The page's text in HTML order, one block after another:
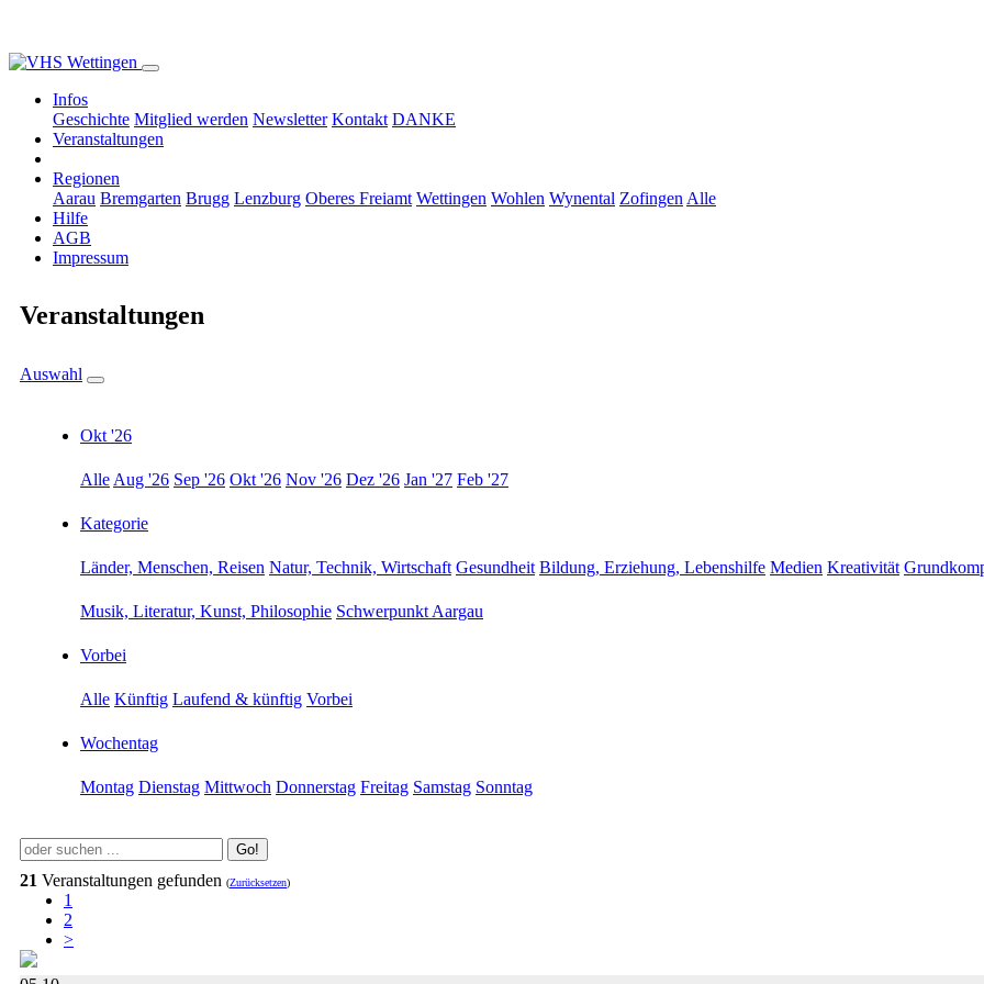
Infos
Geschichte Mitglied werden Newsletter Kontakt DANKE
Veranstaltungen
Regionen
Aarau Bremgarten Brugg Lenzburg Oberes Freiamt Wettingen Wohlen Wynental Zofingen Alle
Hilfe
AGB
Impressum
Veranstaltungen
Auswahl
Okt '26
Alle Aug '26 Sep '26 Okt '26 Nov '26 Dez '26 Jan '27 Feb '27
Kategorie
Länder, Menschen, Reisen Natur, Technik, Wirtschaft Gesundheit Bildung, Erziehung, Lebenshilfe Medien Kreativität
Musik, Literatur, Kunst, Philosophie Schwerpunkt Aargau
Vorbei
Alle Künftig Laufend & künftig Vorbei
Wochentag
Montag Dienstag Mittwoch Donnerstag Freitag Samstag Sonntag
Go!
21 Veranstaltungen gefunden (Zurücksetzen)
1
2
>